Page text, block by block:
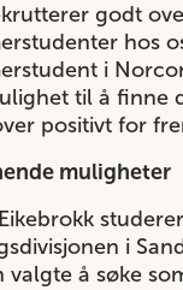
godt
hos
i
til å finne
positivt for
muligheter
i
valgte å søke